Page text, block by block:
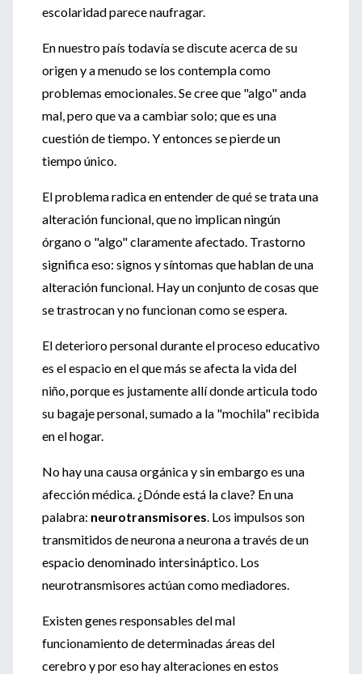
escolaridad parece naufragar.
En nuestro país todavía se discute acerca de su
origen y a menudo se los contempla como
problemas emocionales. Se cree que "algo" anda
mal, pero que va a cambiar solo; que es una
cuestión de tiempo. Y entonces se pierde un
tiempo único.
El problema radica en entender de qué se trata una
alteración funcional, que no implican ningún
órgano o "algo" claramente afectado. Trastorno
significa eso: signos y síntomas que hablan de una
alteración funcional. Hay un conjunto de cosas que
se trastrocan y no funcionan como se espera.
El deterioro personal durante el proceso educativo
es el espacio en el que más se afecta la vida del
niño, porque es justamente allí donde articula todo
su bagaje personal, sumado a la "mochila" recibida
en el hogar.
No hay una causa orgánica y sin embargo es una
afección médica. ¿Dónde está la clave? En una
palabra: neurotransmisores. Los impulsos son
transmitidos de neurona a neurona a través de un
espacio denominado intersináptico. Los
neurotransmisores actúan como mediadores.
Existen genes responsables del mal
funcionamiento de determinadas áreas del
cerebro y por eso hay alteraciones en estos